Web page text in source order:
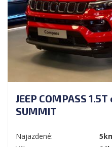
JEEP COMPASS
SUMMIT
Najazdené: